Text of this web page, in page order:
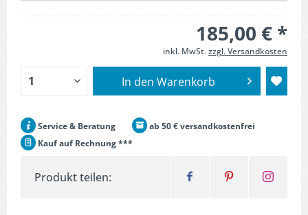
185,00 € *
inkl. MwSt.zzgl. Versandkosten
In den Warenkorb
Service & Beratung
ab 50 € versandkostenfrei
Kauf auf Rechnung ***
Produkt teilen: